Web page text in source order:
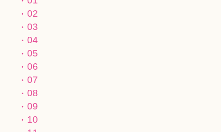
02
03
04
05
06
07
08
09
10